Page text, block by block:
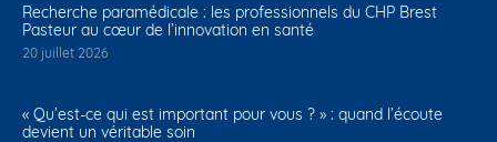
Recherche paramédicale : les professionnels du CHP Brest
Pasteur au cœur de l’innovation en santé
20 juillet 2026
« Qu’est-ce qui est important pour vous ? » : quand l’écoute
devient un véritable soin